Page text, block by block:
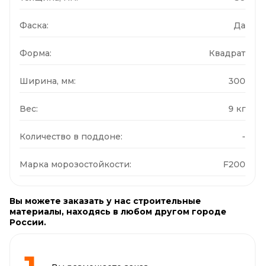
Фаска: Да
Форма: Квадрат
Ширина, мм: 300
Вес: 9 кг
Количество в поддоне: -
Марка морозостойкости: F200
Вы можете заказать у нас строительные
материалы, находясь в любом другом городе
России.